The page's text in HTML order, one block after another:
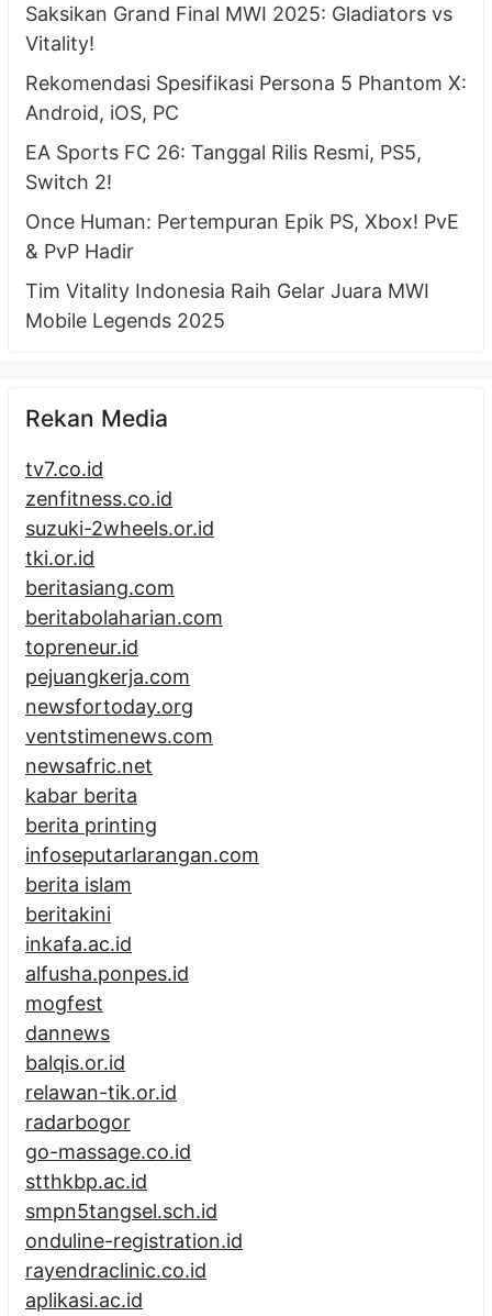
Saksikan Grand Final MWI 2025: Gladiators vs
Vitality!
Rekomendasi Spesifikasi Persona 5 Phantom X:
Android, iOS, PC
EA Sports FC 26: Tanggal Rilis Resmi, PS5,
Switch 2!
Once Human: Pertempuran Epik PS, Xbox! PvE
& PvP Hadir
Tim Vitality Indonesia Raih Gelar Juara MWI
Mobile Legends 2025
Rekan Media
tv7.co.id
zenfitness.co.id
suzuki-2wheels.or.id
tki.or.id
beritasiang.com
beritabolaharian.com
topreneur.id
pejuangkerja.com
newsfortoday.org
ventstimenews.com
newsafric.net
kabar berita
berita printing
infoseputarlarangan.com
berita islam
beritakini
inkafa.ac.id
alfusha.ponpes.id
mogfest
dannews
balqis.or.id
relawan-tik.or.id
radarbogor
go-massage.co.id
stthkbp.ac.id
smpn5tangsel.sch.id
onduline-registration.id
rayendraclinic.co.id
aplikasi.ac.id